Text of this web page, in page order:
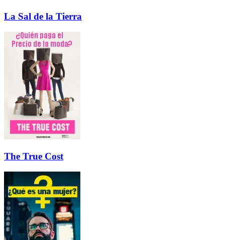
La Sal de la Tierra
The True Cost